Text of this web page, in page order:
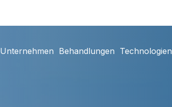
Unternehmen Behandlungen Technologien